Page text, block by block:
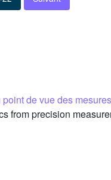
de vue des
from precision